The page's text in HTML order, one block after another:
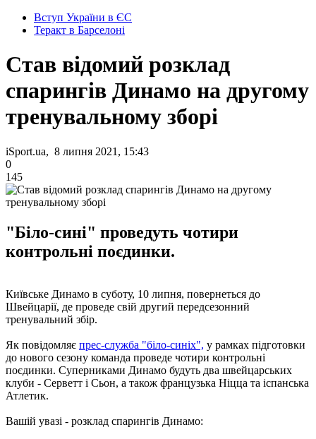
Вступ України в ЄС
Теракт в Барселоні
Став відомий розклад
спарингів Динамо на другому
тренувальному зборі
iSport.ua, 8 липня 2021, 15:43
0
145
"Біло-сині" проведуть чотири
контрольні поєдинки.
Київське Динамо в суботу, 10 липня, повернеться до
Швейцарії, де проведе свій другий передсезонний
тренувальний збір.
Як повідомляє прес-служба "біло-синіх", у рамках підготовки
до нового сезону команда проведе чотири контрольні
поєдинки. Суперниками Динамо будуть два швейцарських
клуби - Серветт і Сьон, а також французька Ніцца та іспанська
Атлетик.
Вашій увазі - розклад спарингів Динамо: